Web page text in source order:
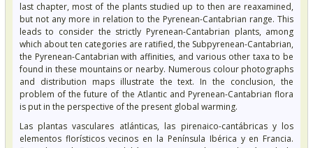
last chapter, most of the plants studied up to then are reaxamined,
but not any more in relation to the Pyrenean-Cantabrian range. This
leads to consider the strictly Pyrenean-Cantabrian plants, among
which about ten categories are ratified, the Subpyrenean-Cantabrian,
the Pyrenean-Cantabrian with affinities, and various other taxa to be
found in these mountains or nearby. Numerous colour photographs
and distribution maps illustrate the text. In the conclusion, the
problem of the future of the Atlantic and Pyrenean-Cantabrian flora
is put in the perspective of the present global warming.
Las plantas vasculares atlánticas, las pirenaico-cantábricas y los
elementos florísticos vecinos en la Península Ibérica y en Francia.